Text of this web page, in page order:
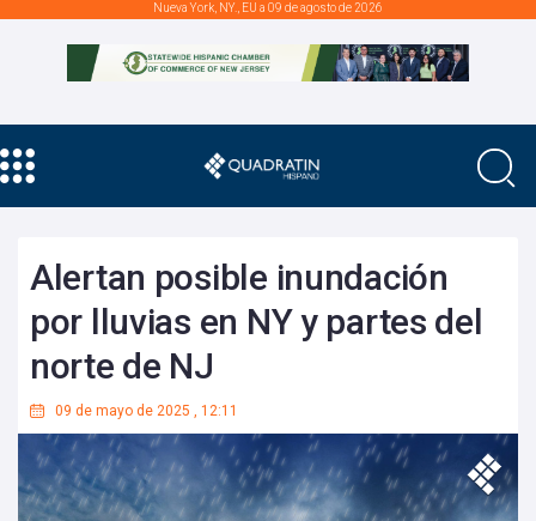
Nueva York, NY., EU a 09 de agosto de 2026
Alertan posible inundación
por lluvias en NY y partes del
norte de NJ
09 de mayo de 2025 , 12:11